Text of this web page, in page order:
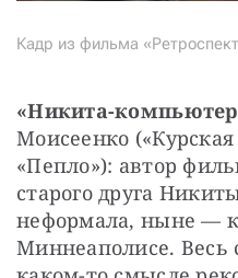
Кадр из фильма
«Никита-
Моисеенко
«Пепло»): автор
старого друга
неформала, ныне —
Миннеаполисе.